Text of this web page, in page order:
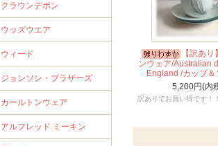
クラウンデボン
ウッズウエア
ウィード
ジョンソン・ブラザーズ
カールトンウェア
アルフレッド ミーキン
【訳あ
ンウェア/Australian
England /カップ＆
5,200円(内
訳ありでお買い得です！